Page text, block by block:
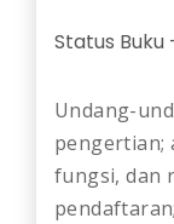
Status Buku
Undang-
pengertian;
fungsi, dan